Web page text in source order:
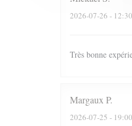
2026-07-26 -
Très bonne
Margaux P
2026-07-25 -